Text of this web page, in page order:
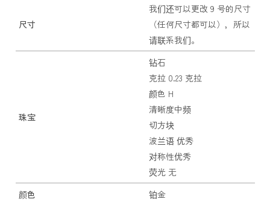
尺寸
我们还可以更改 9 号的尺寸
（任何尺寸都可以），所以
请联系我们。
珠宝
钻石
克拉 0.23 克拉
颜色 H
清晰度中频
切方块
波兰语 优秀
对称性优秀
荧光 无
颜色
铂金